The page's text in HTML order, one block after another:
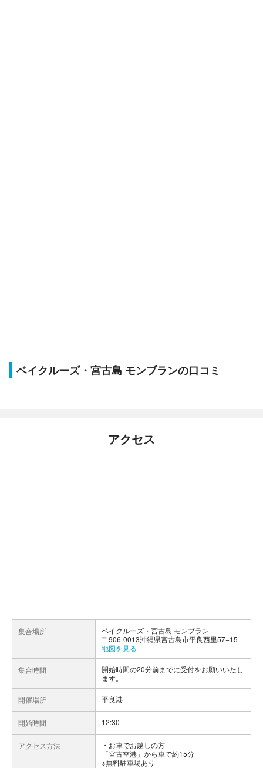
ベイクルーズ・宮古島 モンブランの口コミ
アクセス
集合場所
ベイクルーズ・宮古島 モンブラン
〒906-0013沖縄県宮古島市平良西里57−15
地図を見る
集合時間
開始時間の20分前までに受付をお願いいたし
ます。
開催場所 平良港
開始時間 12:30
アクセス方法
お車でお越しの方
「宮古空港」から車で約15分
※無料駐車場あり